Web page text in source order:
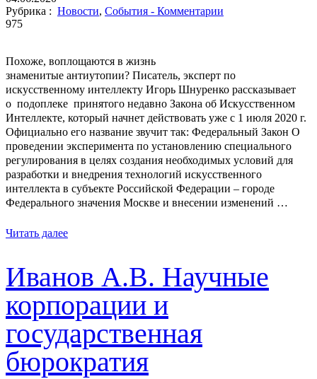
Рубрика : Новости, События - Комментарии
975
Похоже, воплощаются в жизнь
знаменитые антиутопии? Писатель, эксперт по
искусственному интеллекту Игорь Шнуренко рассказывает
о подоплеке принятого недавно Закона об Искусственном
Интеллекте, который начнет действовать уже с 1 июля 2020 г.
Официально его название звучит так: Федеральный Закон О
проведении эксперимента по установлению специального
регулирования в целях создания необходимых условий для
разработки и внедрения технологий искусственного
интеллекта в субъекте Российской Федерации – городе
Федерального значения Москве и внесении изменений …
Читать далее
Иванов А.В. Научные
корпорации и
государственная
бюрократия